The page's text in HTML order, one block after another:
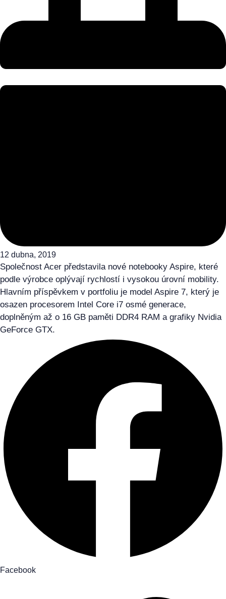
12 dubna, 2019
Společnost Acer představila nové notebooky Aspire, které
podle výrobce oplývají rychlostí i vysokou úrovní mobility.
Hlavním příspěvkem v portfoliu je model Aspire 7, který je
osazen procesorem Intel Core i7 osmé generace,
doplněným až o 16 GB paměti DDR4 RAM a grafiky Nvidia
GeForce GTX.
Facebook